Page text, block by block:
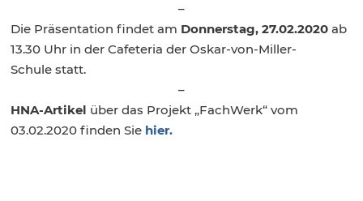
–
Die Präsentation findet am Donnerstag, 27.02.2020 ab
13.30 Uhr in der Cafeteria der Oskar-von-Miller-
Schulestatt.
–
HNA-Artikel über das Projekt „FachWerk“ vom
03.02.2020 finden Sie hier.